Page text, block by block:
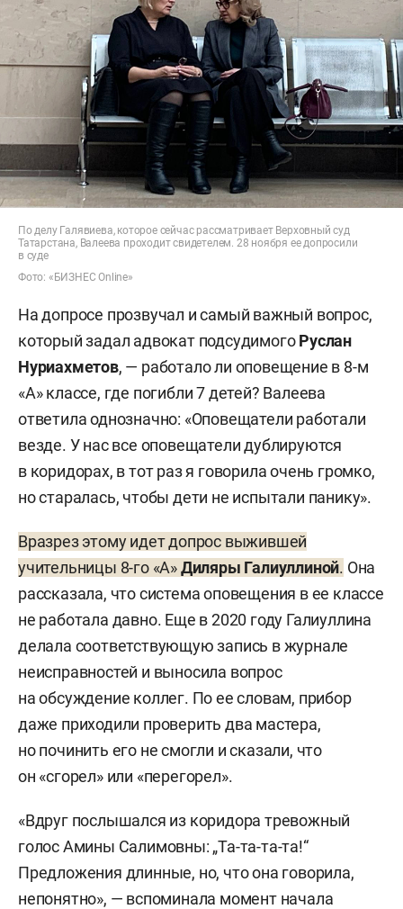
По делу Галявиева, которое сейчас рассматривает Верховный суд
Татарстана, Валеева проходит свидетелем. 28 ноября ее допросили
в суде
Фото: «БИЗНЕС Online»
На допросе прозвучал и самый важный вопрос,
который задал адвокат подсудимогоРуслан
Нуриахметов, — работало ли оповещение в 8-м
«А» классе, где погибли 7 детей? Валеева
ответила однозначно: «Оповещатели работали
везде. У нас все оповещатели дублируются
в коридорах, в тот раз я говорила очень громко,
но старалась, чтобы дети не испытали панику».
Вразрез этому идет допрос выжившей
учительницы 8-го «А»Диляры Галиуллиной. Она
рассказала, что система оповещения в ее классе
не работала давно. Еще в 2020 году Галиуллина
делала соответствующую запись в журнале
неисправностей и выносила вопрос
на обсуждение коллег. По ее словам, прибор
даже приходили проверить два мастера,
но починить его не смогли и сказали, что
он «сгорел» или «перегорел».
«Вдруг послышался из коридора тревожный
голос Амины Салимовны: „Та-та-та-та!“
Предложения длинные, но, что она говорила,
непонятно», — вспоминала момент начала